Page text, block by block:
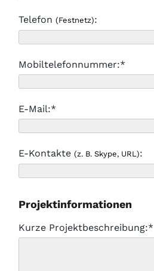
Telefon (Festnetz):
Mobiltelefonnummer:*
E-Mail:*
E-Kontakte (z. B. Skype, URL):
Projektinformationen
Kurze Projektbeschreibung:*